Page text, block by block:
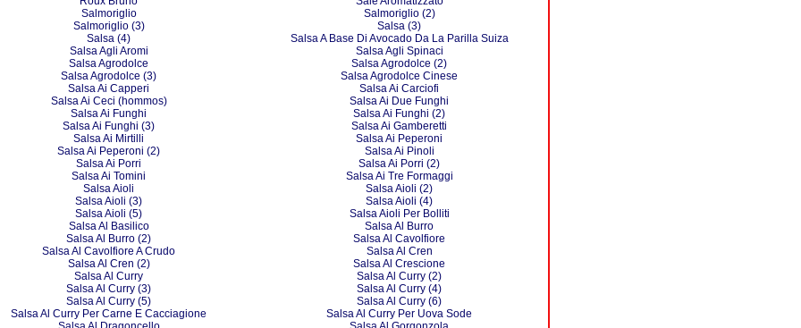
Salmoriglio
Salmoriglio (2)
Salmoriglio (3)
Salsa (3)
Salsa (4)
Salsa A Base Di Avocado Da La Parilla Suiza
Salsa Agli Aromi
Salsa Agli Spinaci
Salsa Agrodolce
Salsa Agrodolce (2)
Salsa Agrodolce (3)
Salsa Agrodolce Cinese
Salsa Ai Capperi
Salsa Ai Carciofi
Salsa Ai Ceci (hommos)
Salsa Ai Due Funghi
Salsa Ai Funghi
Salsa Ai Funghi (2)
Salsa Ai Funghi (3)
Salsa Ai Gamberetti
Salsa Ai Mirtilli
Salsa Ai Peperoni
Salsa Ai Peperoni (2)
Salsa Ai Pinoli
Salsa Ai Porri
Salsa Ai Porri (2)
Salsa Ai Tomini
Salsa Ai Tre Formaggi
Salsa Aioli
Salsa Aioli (2)
Salsa Aioli (3)
Salsa Aioli (4)
Salsa Aioli (5)
Salsa Aioli Per Bolliti
Salsa Al Basilico
Salsa Al Burro
Salsa Al Burro (2)
Salsa Al Cavolfiore
Salsa Al Cavolfiore A Crudo
Salsa Al Cren
Salsa Al Cren (2)
Salsa Al Crescione
Salsa Al Curry
Salsa Al Curry (2)
Salsa Al Curry (3)
Salsa Al Curry (4)
Salsa Al Curry (5)
Salsa Al Curry (6)
Salsa Al Curry Per Carne E Cacciagione
Salsa Al Curry Per Uova Sode